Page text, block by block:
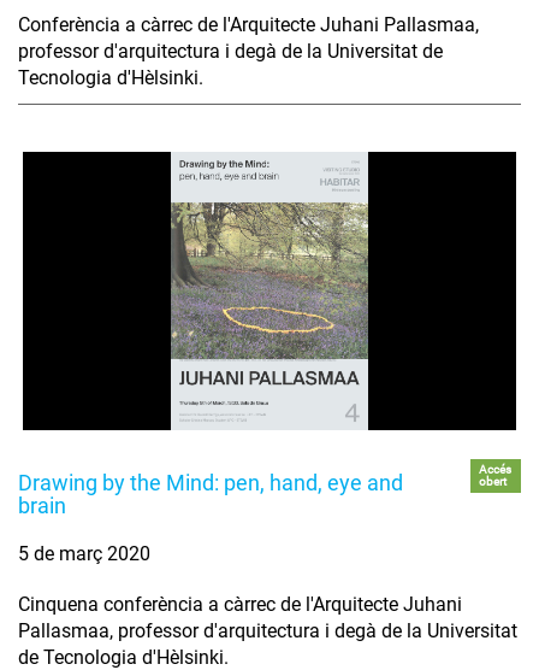
Conferència a càrrec de l'Arquitecte Juhani Pallasmaa,
professor d'arquitectura i degà de la Universitat de
Tecnologia d'Hèlsinki.
Drawing by the Mind: pen, hand, eye and
brain
Accés
obert
5 de març 2020
Cinquena conferència a càrrec de l'Arquitecte Juhani
Pallasmaa, professor d'arquitectura i degà de la Universitat
de Tecnologia d'Hèlsinki.